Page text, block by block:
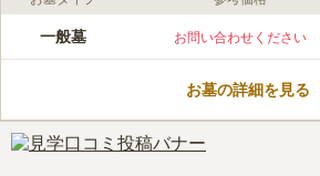
口コミ評価
この霊園はまだ誰からも評価されていません。
一般墓 お問い合わせください
お墓の詳細を見る